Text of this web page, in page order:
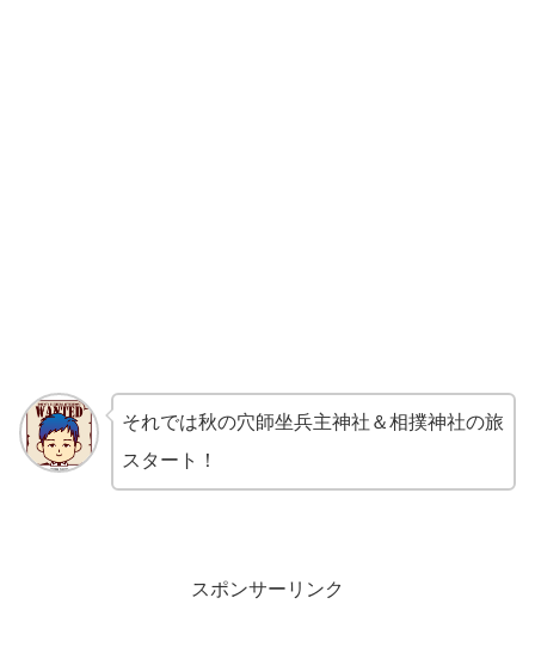
それでは秋の穴師坐兵主神社＆相撲神社の旅
スタート！
スポンサーリンク